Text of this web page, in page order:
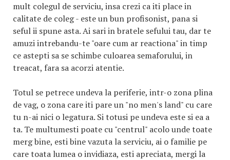
mult colegul de serviciu, insa crezi ca iti place in
calitate de coleg - este un bun profisonist, pana si
seful ii spune asta. Ai sari in bratele sefului tau, dar te
amuzi intrebandu-te "oare cum ar reactiona" in timp
ce astepti sa se schimbe culoarea semaforului, in
treacat, fara sa acorzi atentie.
Totul se petrece undeva la periferie, intr-o zona plina
de vag, o zona care iti pare un "no men's land" cu care
tu n-ai nici o legatura. Si totusi pe undeva este si ea a
ta. Te multumesti poate cu "centrul" acolo unde toate
merg bine, esti bine vazuta la serviciu, ai o familie pe
care toata lumea o invidiaza, esti apreciata, mergi la